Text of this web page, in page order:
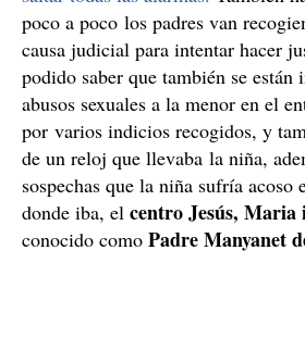
poco a poco los padres van
causa judicial para intentar hacer
podido saber que también se están
abusos sexuales a la menor en el
por varios indicios recogidos, y
de un reloj que llevaba la niña,
sospechas que la niña sufría acoso
donde iba, el centro Jesús, Maria
conocido como Padre Manyanet